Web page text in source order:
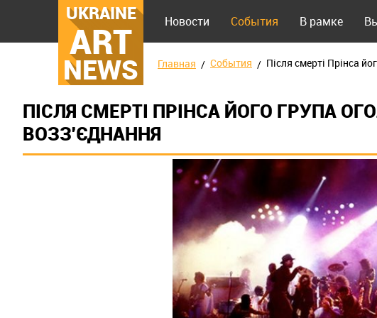
UKRAINE
ART
NEWS
Новости События В рамке
Главная События Після смерті Прінса
ПІСЛЯ СМЕРТІ ПРІНСА ЙОГО ГРУПА
ВОЗЗ'ЄДНАННЯ